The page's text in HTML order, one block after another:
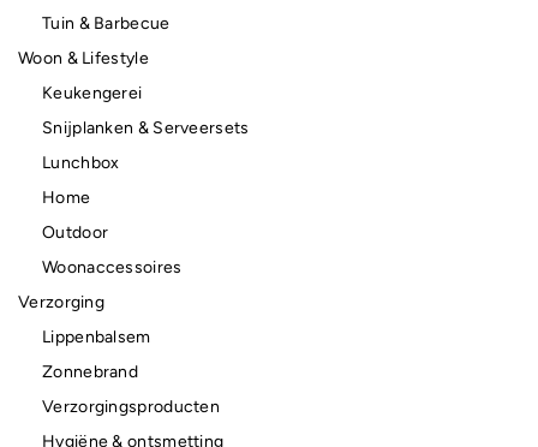
Tuin & Barbecue
Woon & Lifestyle
Keukengerei
Snijplanken & Serveersets
Lunchbox
Home
Outdoor
Woonaccessoires
Verzorging
Lippenbalsem
Zonnebrand
Verzorgingsproducten
Hygiëne & ontsmetting